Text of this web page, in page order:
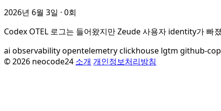
2026년 6월 3일 · 0회
Codex OTEL 로그는 들어왔지만 Zeude 사용자 identity가 빠
ai observabilityopentelemetryclickhouse lgtm github-
© 2026 neocode24 소개 개인정보처리방침